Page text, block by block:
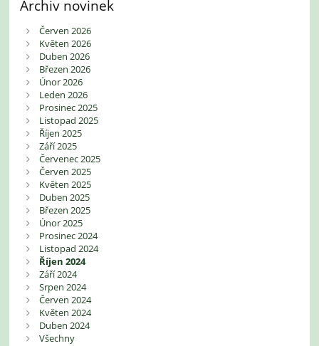
Archiv novinek
Červen 2026
Květen 2026
Duben 2026
Březen 2026
Únor 2026
Leden 2026
Prosinec 2025
Listopad 2025
Říjen 2025
Září 2025
Červenec 2025
Červen 2025
Květen 2025
Duben 2025
Březen 2025
Únor 2025
Prosinec 2024
Listopad 2024
Říjen 2024
Září 2024
Srpen 2024
Červen 2024
Květen 2024
Duben 2024
Všechny